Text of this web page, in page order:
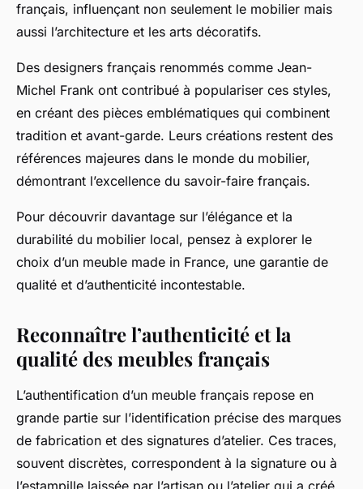
français, influençant non seulement le mobilier mais
aussi l’architecture et les arts décoratifs.
Des designers français renommés comme Jean-
Michel Frank ont contribué à populariser ces styles,
en créant des pièces emblématiques qui combinent
tradition et avant-garde. Leurs créations restent des
références majeures dans le monde du mobilier,
démontrant l’excellence du savoir-faire français.
Pour découvrir davantage sur l’élégance et la
durabilité du mobilier local, pensez à explorer le
choix d’un meuble made in France, une garantie de
qualité et d’authenticité incontestable.
Reconnaître l’authenticité et la
qualité des meubles français
L’authentification d’un meuble français repose en
grande partie sur l’identification précise des marques
de fabrication et des signatures d’atelier. Ces traces,
souvent discrètes, correspondent à la signature ou à
l’estampille laissée par l’artisan ou l’atelier qui a créé